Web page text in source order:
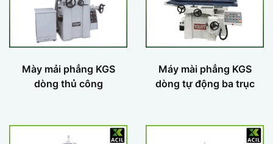
Mày mải phẳng KGS
dòng thủ công
Máy mài phẳng KGS
dòng tự động ba trục